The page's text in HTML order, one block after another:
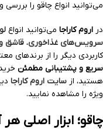
می‌توانید انواع چاقو را
در اروم کاراجا می‌توانید انواع
سرویس‌های غذاخوری، قاشق
کاربردی دیگر را از برندهای
سریع و پشتیبانی مطمئن
هستید، از سایت اروم کاراجا
ویژه را مشاهده نمایید.
چاقو؛ ابزار اصلی